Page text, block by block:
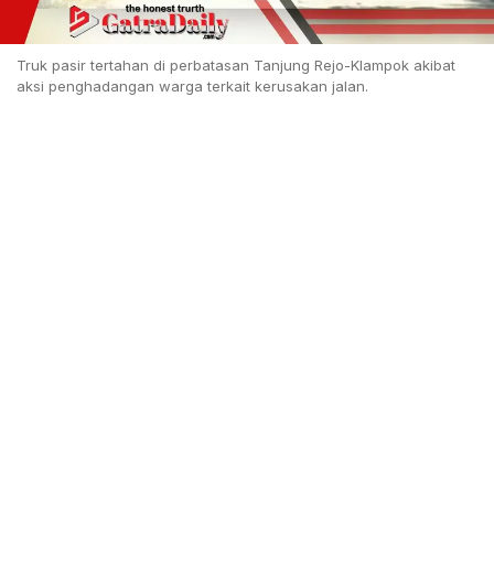
Truk pasir tertahan di perbatasan Tanjung Rejo-Klampok akibat
aksi penghadangan warga terkait kerusakan jalan.